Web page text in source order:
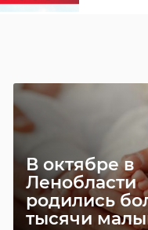
В октябре в
Ленобласти
родились
тысячи
13 сентября 2024, 13:57